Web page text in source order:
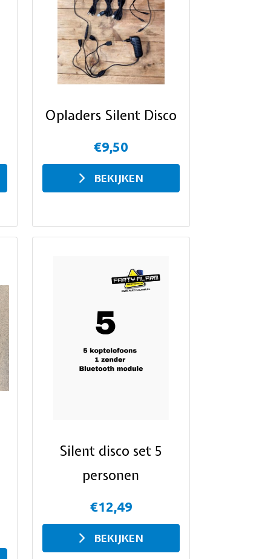
Opladers Silent Disco
€9,50
BEKIJKEN
Silent disco set 5
personen
€12,49
BEKIJKEN